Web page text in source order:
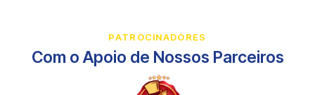
PATROCINADORES
Com o Apoio de Nossos Parceiros​